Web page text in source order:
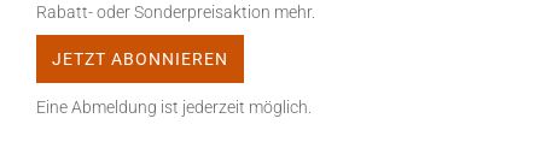
Rabatt- oder Sonderpreisaktion mehr.
Eine Abmeldung ist jederzeit möglich.